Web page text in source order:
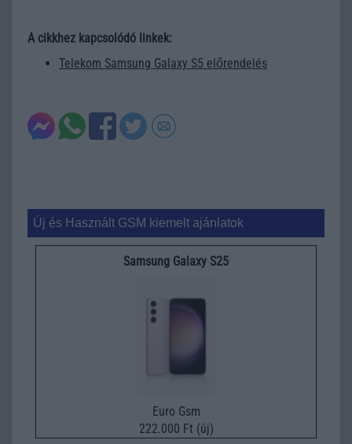
A cikkhez kapcsolódó linkek:
Telekom Samsung Galaxy S5 előrendelés
Új és Használt GSM kiemelt ajánlatok
Samsung Galaxy S25
Euro Gsm
222.000 Ft (új)